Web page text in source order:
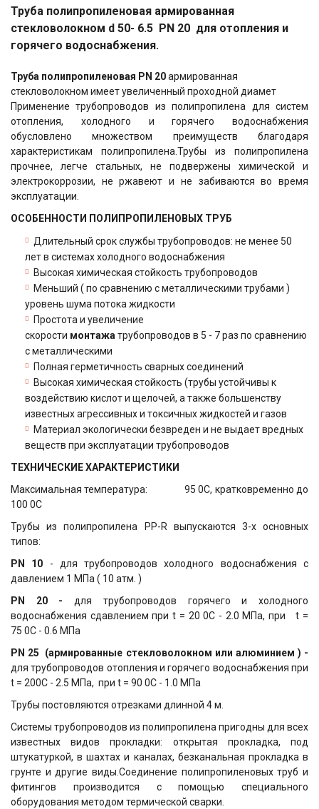
Труба полипропиленовая армированная
стекловолокном d 50- 6.5 PN 20 для отопления и
горячего водоснабжения.
Труба полипропиленовая PN 20армированная
стекловолокном имеет увеличенный проходной диамет
Применение трубопроводов из полипропилена для систем
отопления, холодного и горячего водоснабжения
обусловлено множеством преимуществ благодаря
характеристикам полипропилена.Трубы из полипропилена
прочнее, легче стальных, не подвержены химической и
электрокоррозии, не ржавеют и не забиваются во время
эксплуатации.
ОСОБЕННОСТИ ПОЛИПРОПИЛЕНОВЫХ ТРУБ
Длительный срок службы трубопроводов: не менее 50
лет в системах холодного водоснабжения
Высокая химическая стойкость трубопроводов
Меньший ( по сравнению с металлическими трубами )
уровень шума потока жидкости
Простота и увеличение
скорости монтажа трубопроводов в 5 - 7 раз по сравнению
с металлическими
Полная герметичность сварных соединений
Высокая химическая стойкость (трубы устойчивы к
воздействию кислот и щелочей, а также большенству
известных агрессивных и токсичных жидкостей и газов
Материал экологически безвреден и не выдает вредных
веществ при эксплуатации трубопроводов
ТЕХНИЧЕСКИЕ ХАРАКТЕРИСТИКИ
Максимальная температура: 95 0С, кратковременно до
100 0С
Трубы из полипропилена PP-R выпускаются 3-х основных
типов:
PN 10 - для трубопроводов холодного водоснабжения с
давлением 1 МПа ( 10 атм. )
PN 20 - для трубопроводов горячего и холодного
водоснабжения сдавлением при t = 20 0C - 2.0 МПа, при t =
75 0C - 0.6 МПа
PN 25
(армированные стекловолокном или алюминием ) -
для трубопроводов отопления и горячего водоснабжения при
t = 200C - 2.5 МПа, при t = 90 0C - 1.0 МПа
Трубы постовляются отрезками длинной 4 м.
Системы трубопроводов из полипропилена пригодны для всех
известных видов прокладки: открытая прокладка, под
штукатуркой, в шахтах и каналах, безканальная прокладка в
грунте и другие виды.Соединение полипропиленовых труб и
фитингов производится с помощью специального
оборудования методом термической сварки.